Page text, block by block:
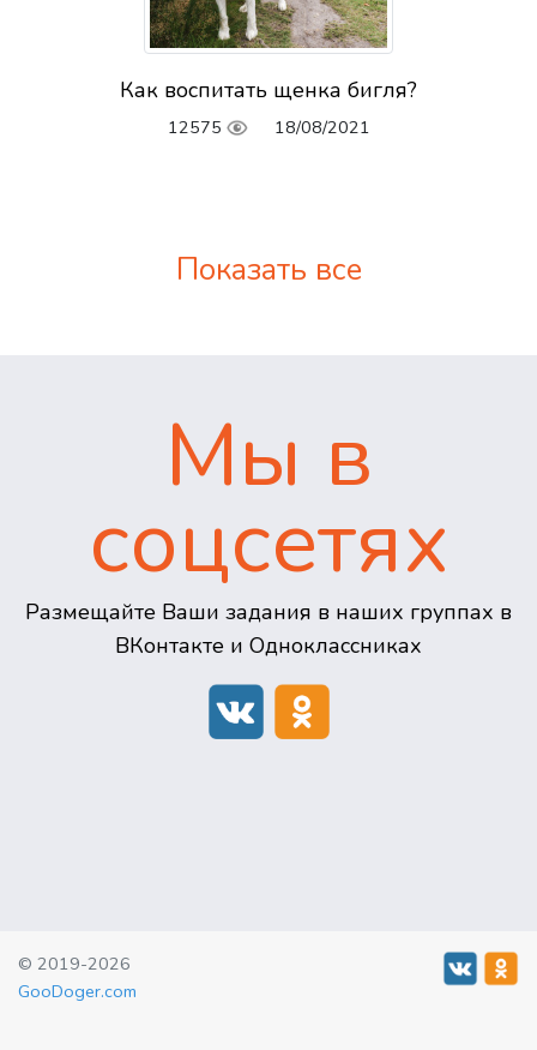
Как воспитать щенка бигля?
12575 18/08/2021
Показать все
Мы в
соцсетях
Размещайте Ваши задания в наших группах в
ВКонтакте и Одноклассниках
© 2019-2026
GooDoger.com